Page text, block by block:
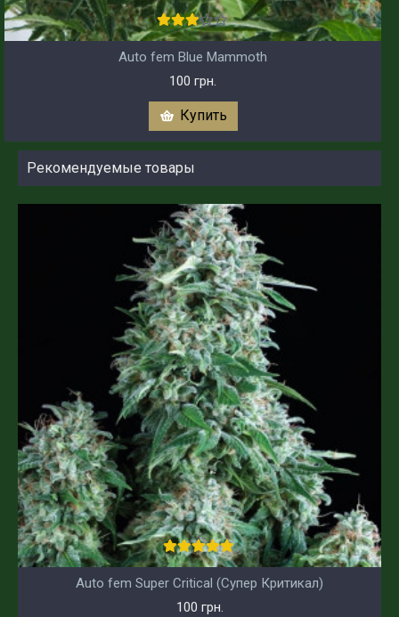
Auto fem Blue Mammoth
100 грн.
Купить
Рекомендуемые товары
Auto fem Super Critical (Супер Критикал)
100 грн.